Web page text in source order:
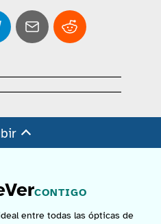
CONTIGO
entre todas las ópticas de